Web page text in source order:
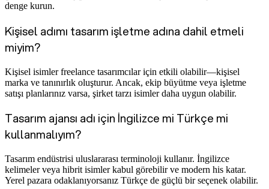
denge kurun.
Kişisel adımı tasarım işletme adına dahil etmeli
miyim?
Kişisel isimler freelance tasarımcılar için etkili olabilir—kişisel
marka ve tanınırlık oluşturur. Ancak, ekip büyütme veya işletme
satışı planlarınız varsa, şirket tarzı isimler daha uygun olabilir.
Tasarım ajansı adı için İngilizce mi Türkçe mi
kullanmalıyım?
Tasarım endüstrisi uluslararası terminoloji kullanır. İngilizce
kelimeler veya hibrit isimler kabul görebilir ve modern his katar.
Yerel pazara odaklanıyorsanız Türkçe de güçlü bir seçenek olabilir.